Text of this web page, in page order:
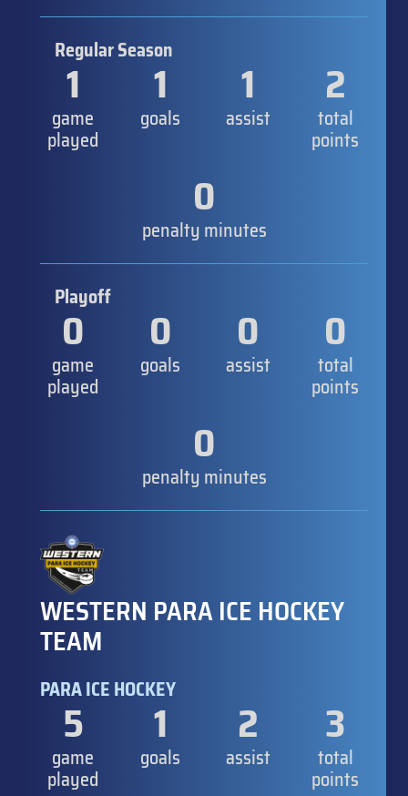
Regular Season
1
game
played
1
goals
1
assist
2
total
points
0
penalty minutes
Playoff
0
game
played
0
goals
0
assist
0
total
points
0
penalty minutes
WESTERN PARA ICE HOCKEY
TEAM
PARA ICE HOCKEY
5
game
played
1
goals
2
assist
3
total
points